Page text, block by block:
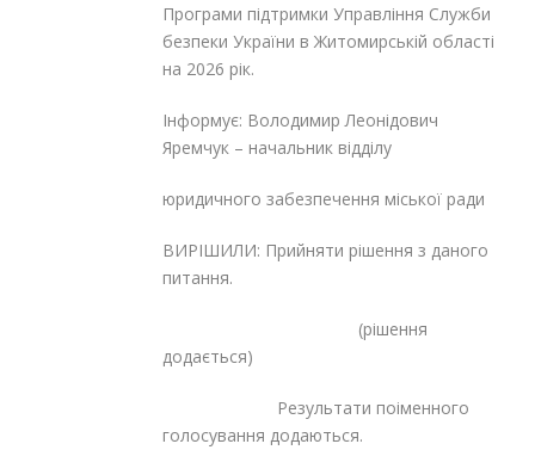
Програми підтримки Управління Служби
безпеки України в Житомирській області
на 2026 рік.
Інформує: Володимир Леонідович
Яремчук – начальник відділу
юридичного забезпечення міської ради
ВИРІШИЛИ: Прийняти рішення з даного
питання.
(рішення
додається)
Результати поіменного
голосування додаються.